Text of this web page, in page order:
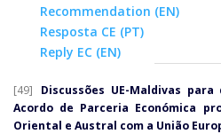
Recommendation (EN)
Resposta CE (PT)
Reply EC (EN)
[49]
Discussões UE-Maldivas
Acordo de Parceria Económica
Oriental e Austral com a União